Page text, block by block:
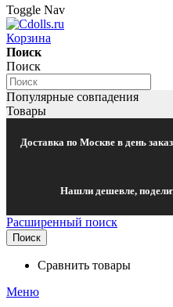
Toggle Nav
Корзина
Поиск
Поиск
Популярные совпадения
Товары
Доставка по Москве в день
Нашли дешевле,
Расширенный поиск
Поиск
Сравнить товары
Меню